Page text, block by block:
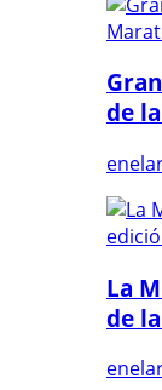
de
La
de